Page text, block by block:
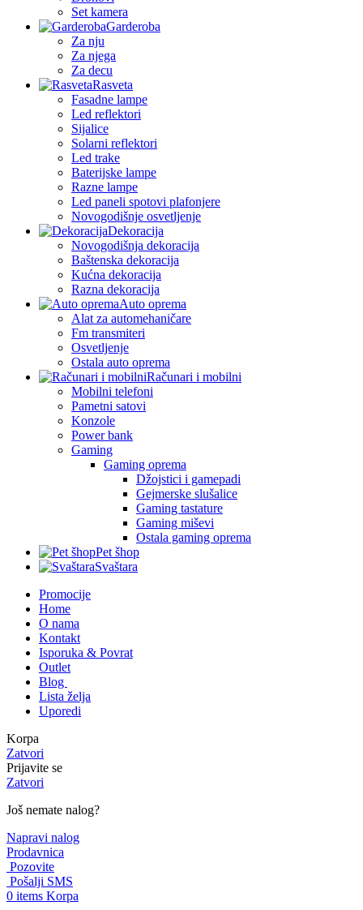
Set kamera
Garderoba
Za nju
Za njega
Za decu
Rasveta
Fasadne lampe
Led reflektori
Sijalice
Solarni reflektori
Led trake
Baterijske lampe
Razne lampe
Led paneli spotovi plafonjere
Novogodišnje osvetljenje
Dekoracija
Novogodišnja dekoracija
Baštenska dekoracija
Kućna dekoracija
Razna dekoracija
Auto oprema
Alat za automehaničare
Fm transmiteri
Osvetljenje
Ostala auto oprema
Računari i mobilni
Mobilni telefoni
Pametni satovi
Konzole
Power bank
Gaming
Gaming oprema
Džojstici i gamepadi
Gejmerske slušalice
Gaming tastature
Gaming miševi
Ostala gaming oprema
Pet šhop
Svaštara
Promocije
Home
O nama
Kontakt
Isporuka & Povrat
Outlet
Blog
Lista želja
Uporedi
Korpa
Zatvori
Prijavite se
Zatvori
Još nemate nalog?
Napravi nalog
Prodavnica
Pozovite
Pošalji SMS
0 items Korpa